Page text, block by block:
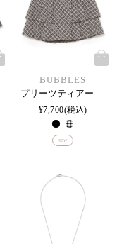
BUBBLES
プリーツティアードコルセットスカパン
¥7,700 税込
new